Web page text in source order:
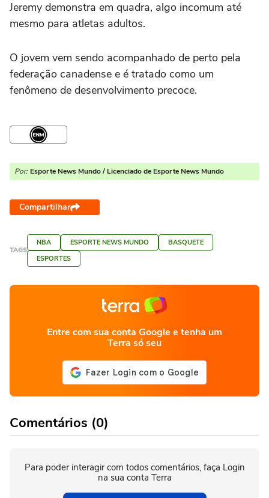
Jeremy demonstra em quadra, algo incomum até
mesmo para atletas adultos.
O jovem vem sendo acompanhado de perto pela
federação canadense e é tratado como um
fenômeno de desenvolvimento precoce.
Por: Esporte News Mundo / Licenciado de Esporte News Mundo
Compartilhar
TAGS
NBA ESPORTE NEWS MUNDO
BASQUETE
ESPORTES
Entre com sua conta Google e tenha um
Terra só seu
Comentários (0)
Para poder interagir com todos comentários, faça Login
na sua conta Terra